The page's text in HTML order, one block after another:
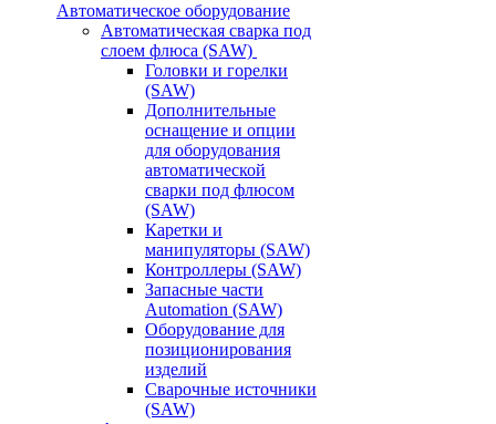
Автоматическое оборудование
Автоматическая сварка под
слоем флюса (SAW)
Головки и горелки
(SAW)
Дополнительные
оснащение и опции
для оборудования
автоматической
сварки под флюсом
(SAW)
Каретки и
манипуляторы (SAW)
Контроллеры (SAW)
Запасные части
Automation (SAW)
Оборудование для
позиционирования
изделий
Сварочные источники
(SAW)